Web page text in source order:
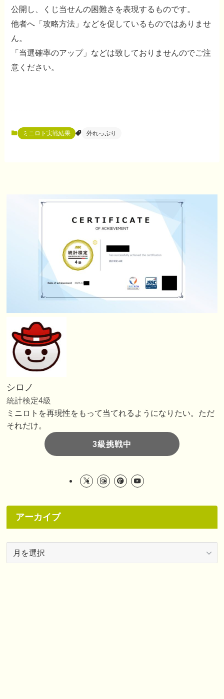
公開し、くじ当せんの困難さを表現するものです。
他者へ「攻略方法」などを促しているものではありませ
ん。
「当選確率のアップ」などは致しておりませんのでご注
意ください。
ミニロト実戦結果 外れっぷり
シロノ
統計検定4級
ミニロトを再現性をもって当てれるようになりたい。ただ
それだけ。
3級挑戦中
アーカイブ